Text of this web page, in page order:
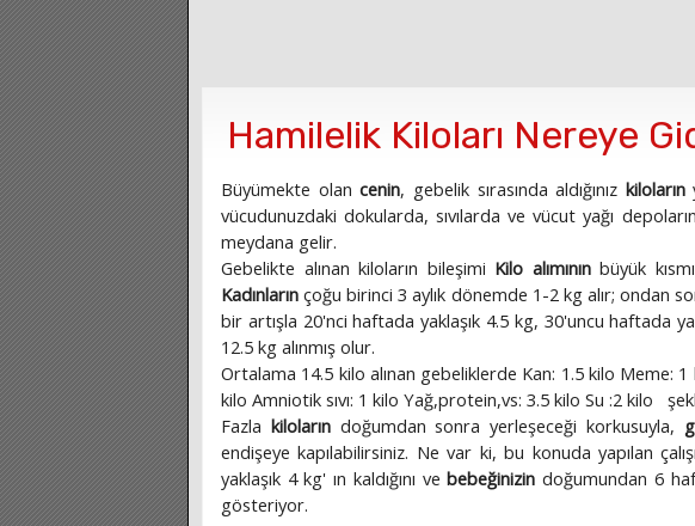
Hamilelik Kiloları Nereye
Büyümekte olancenin, gebelik sırasında aldığınız kiloların
vücudunuzdaki dokularda, sıvılarda ve vücut yağı
meydana gelir.
Gebelikte alınan kiloların bileşimi Kilo alımınınbüyük
Kadınlarınçoğu birinci 3 aylık dönemde 1-2 kg alır; ondan
bir artışla 20'nci haftada yaklaşık 4.5 kg, 30'uncu haftada
12.5 kg alınmış olur.
Ortalama 14.5 kilo alınan gebeliklerde Kan: 1.5 kilo Meme:
kilo Amniotik sıvı: 1 kilo Yağ,protein,vs: 3.5 kilo Su :2 kilo
Fazla kiloların doğumdan sonra yerleşeceği korkusuyla,
endişeye kapılabilirsiniz. Ne var ki, bu konuda yapılan
yaklaşık 4 kg' ın kaldığını vebebeğinizin doğumundan 6
gösteriyor.